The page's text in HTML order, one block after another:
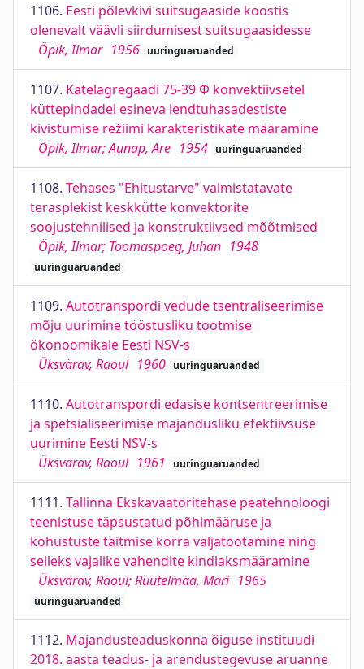
1106. Eesti põlevkivi suitsugaaside koostis
olenevalt väävli siirdumisest suitsugaasidesse
Öpik, Ilmar 1956 uuringuaruanded
1107. Katelagregaadi 75-39 Ф konvektiivsetel
küttepindadel esineva lendtuhasadestiste
kivistumise režiimi karakteristikate määramine
Öpik, Ilmar; Aunap, Are 1954 uuringuaruanded
1108. Tehases "Ehitustarve" valmistatavate
terasplekist keskkütte konvektorite
soojustehnilised ja konstruktiivsed mõõtmised
Öpik, Ilmar; Toomaspoeg, Juhan 1948
uuringuaruanded
1109. Autotranspordi vedude tsentraliseerimise
mõju uurimine tööstusliku tootmise
ökonoomikale Eesti NSV-s
Üksvärav, Raoul 1960 uuringuaruanded
1110. Autotranspordi edasise kontsentreerimise
ja spetsialiseerimise majandusliku efektiivsuse
uurimine Eesti NSV-s
Üksvärav, Raoul 1961 uuringuaruanded
1111. Tallinna Ekskavaatoritehase peatehnoloogi
teenistuse täpsustatud põhimääruse ja
kohustuste täitmise korra väljatöötamine ning
selleks vajalike vahendite kindlaksmääramine
Üksvärav, Raoul; Rüütelmaa, Mari 1965
uuringuaruanded
1112. Majandusteaduskonna õiguse instituudi
2018. aasta teadus- ja arendustegevuse aruanne